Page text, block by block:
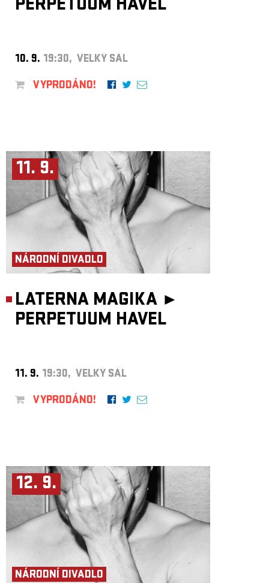
PERPETUUM HAVEL
10. 9. 19:30, VELKÝ SÁL
VYPRODÁNO!
11. 9.
NÁRODNÍ DIVADLO
LATERNA MAGIKA ►
PERPETUUM HAVEL
11. 9. 19:30, VELKÝ SÁL
VYPRODÁNO!
12. 9.
NÁRODNÍ DIVADLO